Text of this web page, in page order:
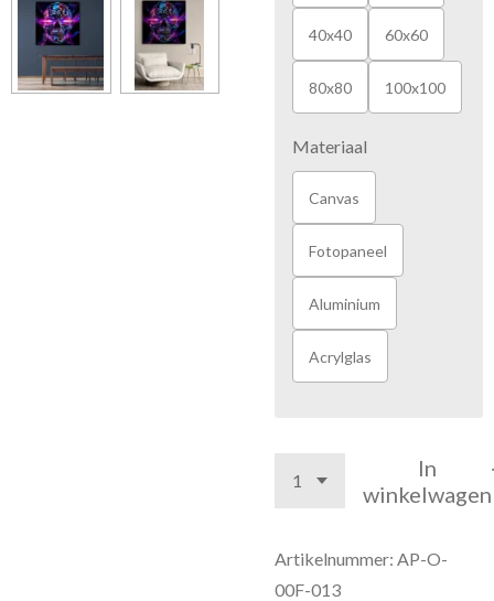
40x40 60x60
80x80 100x100
Materiaal
Canvas
Fotopaneel
Aluminium
Acrylglas
In
winkelwagen
Artikelnummer: AP-O-
00F-013